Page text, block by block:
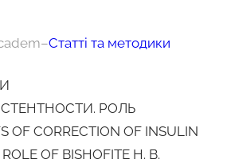
–Статті та методики
РОЛЬ
CORRECTION OF INSULIN
OF BISHOFITE Н. В.